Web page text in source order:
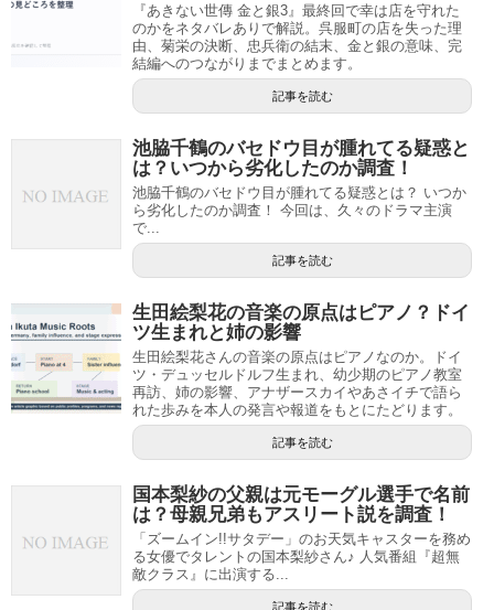
『あきない世傳 金と銀3』最終回で幸は店を守れた
のかをネタバレありで解説。呉服町の店を失った理
由、菊栄の決断、忠兵衛の結末、金と銀の意味、完
結編へのつながりまでまとめます。
記事を読む
池脇千鶴のバセドウ目が腫れてる疑惑と
は？いつから劣化したのか調査！
池脇千鶴のバセドウ目が腫れてる疑惑とは？ いつか
ら劣化したのか調査！ 今回は、久々のドラマ主演
で...
記事を読む
生田絵梨花の音楽の原点はピアノ？ドイ
ツ生まれと姉の影響
生田絵梨花さんの音楽の原点はピアノなのか。ドイ
ツ・デュッセルドルフ生まれ、幼少期のピアノ教室
再訪、姉の影響、アナザースカイやあさイチで語ら
れた歩みを本人の発言や報道をもとにたどります。
記事を読む
国本梨紗の父親は元モーグル選手で名前
は？母親兄弟もアスリート説を調査！
「ズームイン!!サタデー」のお天気キャスターを務め
る女優でタレントの国本梨紗さん♪ 人気番組『超無
敵クラス』に出演する...
記事を読む